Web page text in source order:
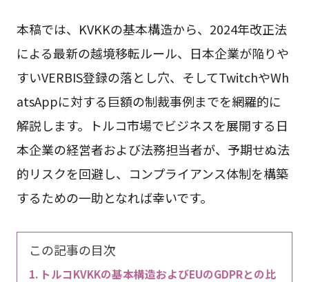
本稿では、KVKKの基本構造から、2024年改正法
による最新の越境移転ルール、日本企業が陥りや
すいVERBIS登録の落とし穴、そしてTwitchやWh
atsAppに対する巨額の制裁事例までを網羅的に
解説します。トルコ市場でビジネスを展開する日
本企業の経営者および法務担当者が、予期せぬ法
的リスクを回避し、コンプライアンス体制を構築
するための一助となれば幸いです。
この記事の目次
トルコKVKKの基本構造およびEUのGDPRとの比